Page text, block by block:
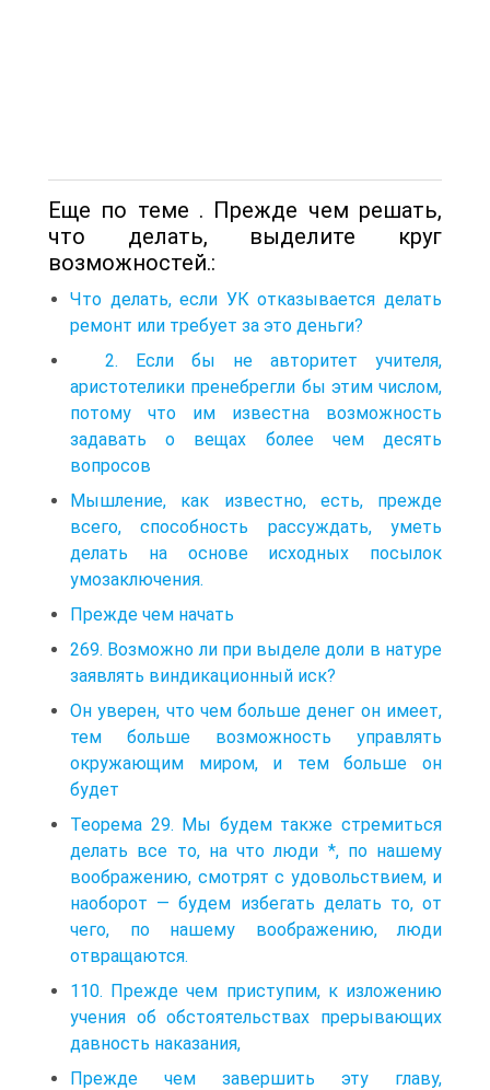
Еще по теме . Прежде чем решать,
что делать, выделите круг
возможностей.:
Что делать, если УК отказывается делать
ремонт или требует за это деньги?
2. Если бы не авторитет учителя,
аристотелики пренебрегли бы этим числом,
потому что им известна возможность
задавать о вещах более чем десять
вопросов
Мышление, как известно, есть, прежде
всего, способность рассуждать, уметь
делать на основе исходных посылок
умозаключения.
Прежде чем начать
269. Возможно ли при выделе доли в натуре
заявлять виндикационный иск?
Он уверен, что чем больше денег он имеет,
тем больше возможность управлять
окружающим миром, и тем больше он
будет
Теорема 29. Мы будем также стремиться
делать все то, на что люди *, по нашему
воображению, смотрят с удовольствием, и
наоборот — будем избегать делать то, от
чего, по нашему воображению, люди
отвращаются.
110. Прежде чем приступим, к изложению
учения об обстоятельствах прерывающих
давность наказания,
Прежде чем завершить эту главу,